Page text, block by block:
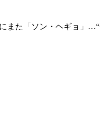
また「ソン・ヘギョ」